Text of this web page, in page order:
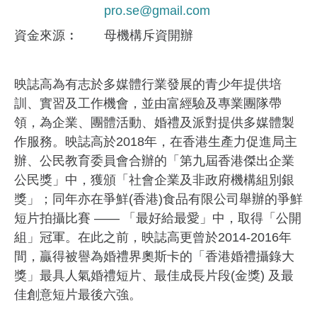
pro.se@gmail.com
資金來​源
母機構斥資開辦
映誌高為有志於多媒體行業發展的青少年提供培
訓、實習及工作機會，並由富經驗及專業團隊帶
領，為企業、團體活動、婚禮及派對提供多媒體製
作服務。映誌高於2018年，在香港生產力促進局主
辦、公民教育委員會合辦的「第九屆香港傑出企業
公民獎」中，獲頒「社會企業及非政府機構組別銀
獎」；同年亦在爭鮮(香港)食品有限公司舉辦的爭鮮
短片拍攝比賽 —— 「最好給最愛」中，取得「公開
組」冠軍。在此之前，映誌高更曾於2014-2016年
間，贏得被譽為婚禮界奧斯卡的「香港婚禮攝錄大
獎」最具人氣婚禮短片、最佳成長片段(金獎) 及最
佳創意短片最後六強。